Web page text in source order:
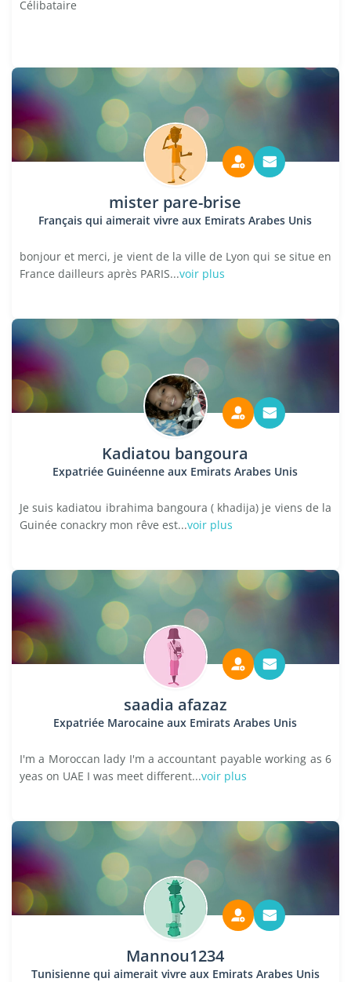
Célibataire
mister pare-brise
Français qui aimerait vivre aux Emirats Arabes Unis
bonjour et merci, je vient de la ville de Lyon qui se situe en
France dailleurs après PARIS...voir plus
Kadiatou bangoura
Expatriée Guinéenne aux Emirats Arabes Unis
Je suis kadiatou ibrahima bangoura ( khadija) je viens de la
Guinée conackry mon rêve est...voir plus
saadia afazaz
Expatriée Marocaine aux Emirats Arabes Unis
I'm a Moroccan lady I'm a accountant payable working as 6
yeas on UAE I was meet different...voir plus
Mannou1234
Tunisienne qui aimerait vivre aux Emirats Arabes Unis